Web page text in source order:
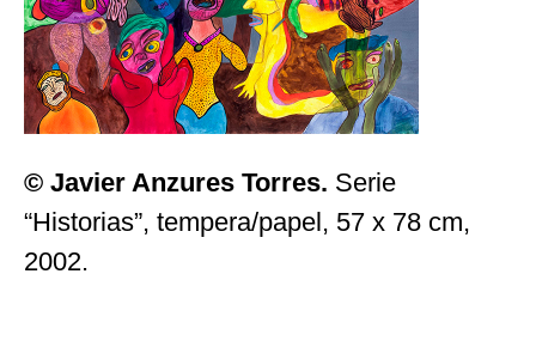
© Javier Anzures Torres. Serie
“Historias”, tempera/papel, 57 x 78 cm,
2002.